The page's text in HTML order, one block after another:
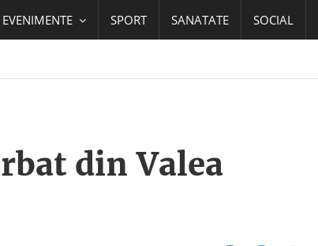
EVENIMENTE SPORT SANATATE SOCIAL
din Valea